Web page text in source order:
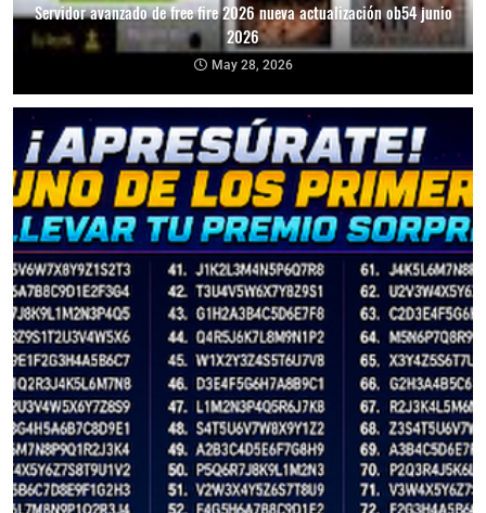
Servidor avanzado de free fire 2026 nueva actualización ob54 junio
2026
May 28, 2026